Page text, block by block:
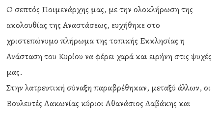
Ο σεπτός Ποιμενάρχης μας, με την ολοκλήρωση της
ακολουθίας της Αναστάσεως, ευχήθηκε στο
χριστεπώνυμο πλήρωμα της τοπικής Εκκλησίας η
Ανάσταση του Κυρίου να φέρει χαρά και ειρήνη στις ψυχές
μας.
Στην λατρευτική σύναξη παραβρέθηκαν, μεταξύ άλλων, οι
Βουλευτές Λακωνίας κύριοι Αθανάσιος Δαβάκης και